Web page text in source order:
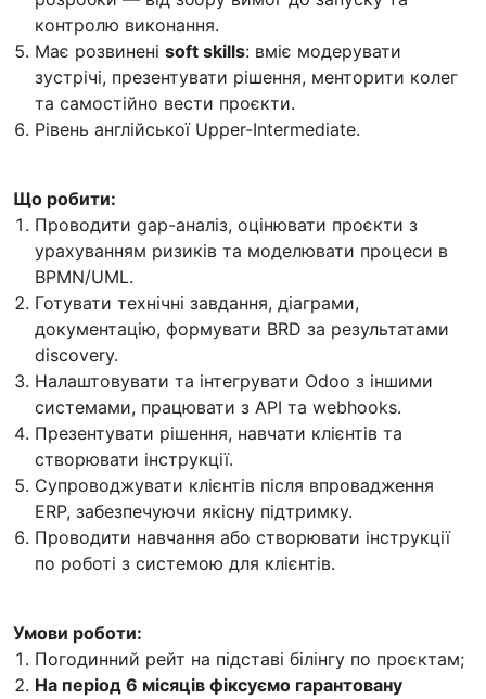
контролю виконання.
Має розвинені soft skills: вміє модерувати
зустрічі, презентувати рішення, менторити колег
та самостійно вести проєкти.
Рівень англійської Upper-Intermediate.
Що робити:
Проводити gap-аналіз, оцінювати проєкти з
урахуванням ризиків та моделювати процеси в
BPMN/UML.
Готувати технічні завдання, діаграми,
документацію, формувати BRD за результатами
discovery.
Налаштовувати та інтегрувати Odoo з іншими
системами, працювати з API та webhooks.
Презентувати рішення, навчати клієнтів та
створювати інструкції.
Супроводжувати клієнтів після впровадження
ERP, забезпечуючи якісну підтримку.
Проводити навчання або створювати інструкції
по роботі з системою для клієнтів.
Умови роботи:
Погодинний рейт на підставі білінгу по проєктам;
На період 6 місяців фіксуємо гарантовану